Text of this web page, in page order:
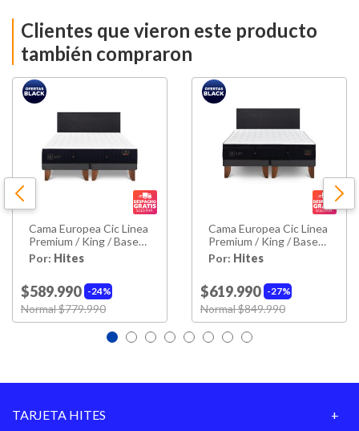
Nivel de Firmeza Intermedio
Alto De Base
Alto Con Base
180 Cm
Largo
Material
Estructura
Madera De Pino
Clientes que vieron este producto
también compraron
Cama Europea Cic Linea
Premium / King / Base
Dividida + Respaldo
Por: Hites
24%
$589.990
Price reduced from
Normal $779.990
Cama Europea Cic Linea
Premium / King / Base
Dividida + Respaldo
Por: Hites
27%
$619.990
Price reduced from
Normal $849.990
TARJETA HITES